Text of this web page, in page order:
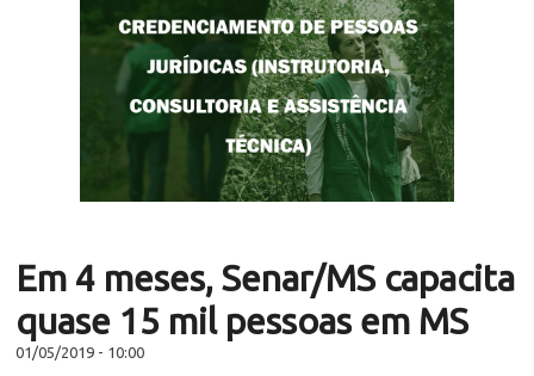
Em 4 meses, Senar/MS capacita
quase 15 mil pessoas em MS
01/05/2019 - 10:00